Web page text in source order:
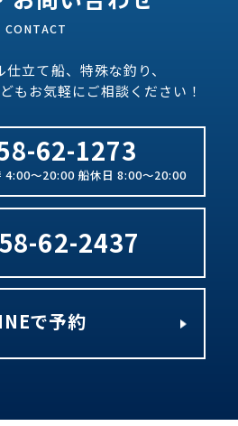
立て船、特殊な釣り、
もお気軽にご相談ください！
62-1273
4:00～20:00 船休日 8:00～20:00
62-2437
で予約